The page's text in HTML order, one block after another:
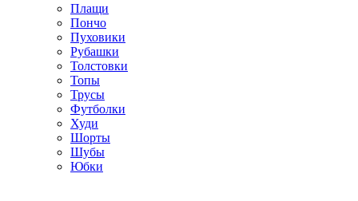
Плащи
Пончо
Пуховики
Рубашки
Толстовки
Топы
Трусы
Футболки
Худи
Шорты
Шубы
Юбки